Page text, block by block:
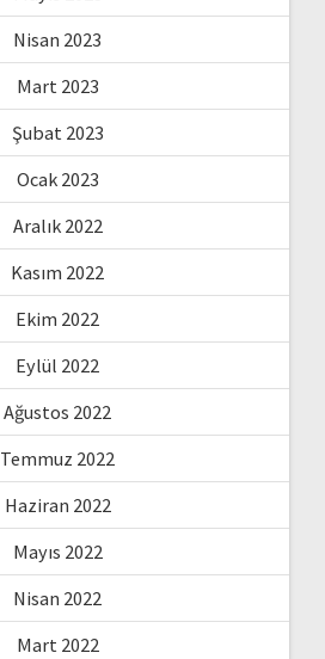
Nisan 2023
Mart 2023
Şubat 2023
Ocak 2023
Aralık 2022
Kasım 2022
Ekim 2022
Eylül 2022
Ağustos 2022
Temmuz 2022
Haziran 2022
Mayıs 2022
Nisan 2022
Mart 2022